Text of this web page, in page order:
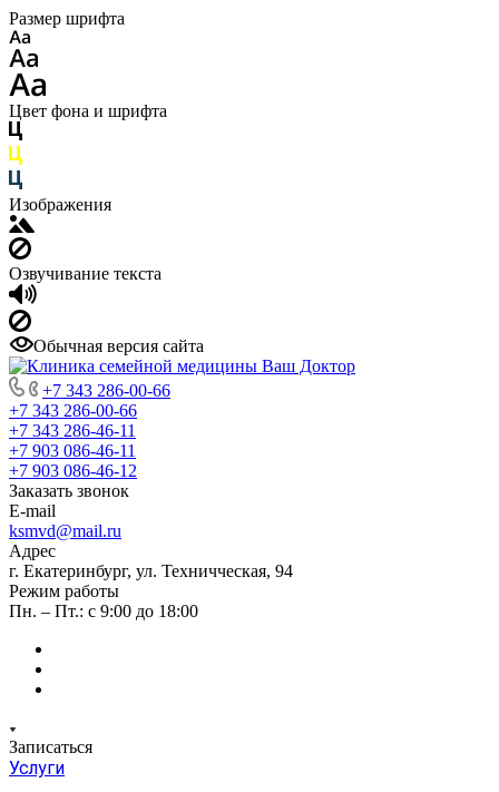
Размер шрифта
Цвет фона и шрифта
Изображения
Озвучивание текста
Обычная версия сайта
+7 343 286-00-66
+7 343 286-00-66
+7 343 286-46-11
+7 903 086-46-11
+7 903 086-46-12
Заказать звонок
E-mail
ksmvd@mail.ru
Адрес
г. Екатеринбург, ул. Техничческая, 94
Режим работы
Пн. – Пт.: с 9:00 до 18:00
Записаться
Услуги